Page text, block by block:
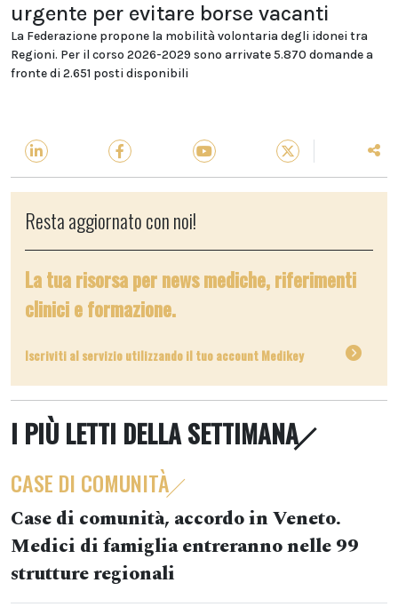
urgente per evitare borse vacanti
La Federazione propone la mobilità volontaria degli idonei tra
Regioni. Per il corso 2026-2029 sono arrivate 5.870 domande a
fronte di 2.651 posti disponibili
Resta aggiornato con noi!
La tua risorsa per news mediche, riferimenti
clinici e formazione.
Iscriviti al servizio utilizzando il tuo account Medikey
I PIÙ LETTI DELLA SETTIMANA
CASE DI COMUNITÀ
Case di comunità, accordo in Veneto.
Medici di famiglia entreranno nelle 99
strutture regionali